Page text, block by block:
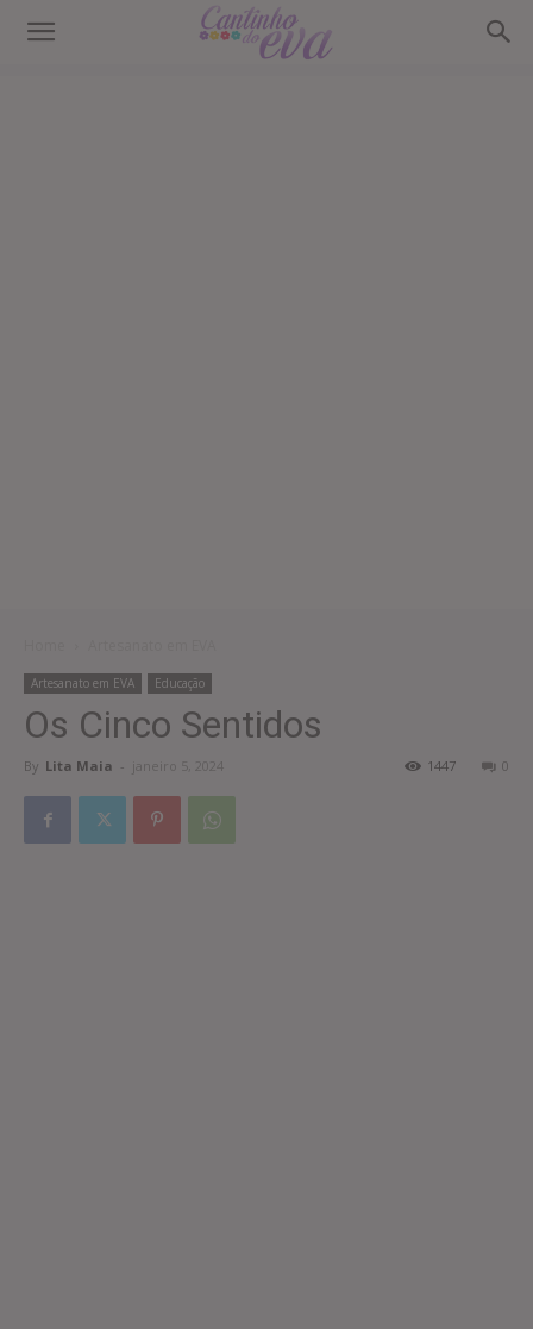
Cantinho
Artesanato em EVA Educação
Os Cinco Sentidos
By Lita Maia - janeiro 5, 2024 0
1447